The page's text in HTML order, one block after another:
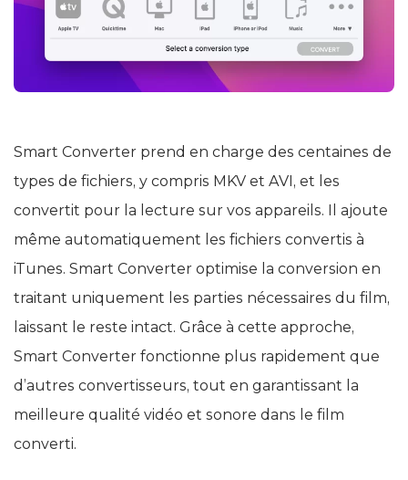
Smart Converter prend en charge des centaines de
types de fichiers, y compris MKV et AVI, et les
convertit pour la lecture sur vos appareils. Il ajoute
même automatiquement les fichiers convertis à
iTunes. Smart Converter optimise la conversion en
traitant uniquement les parties nécessaires du film,
laissant le reste intact. Grâce à cette approche,
Smart Converter fonctionne plus rapidement que
d’autres convertisseurs, tout en garantissant la
meilleure qualité vidéo et sonore dans le film
converti.